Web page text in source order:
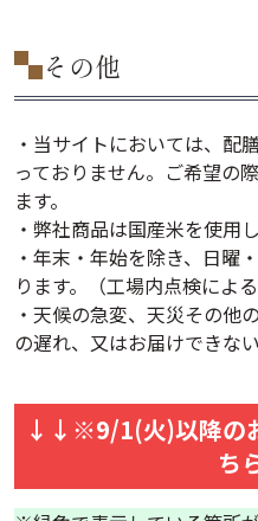
その他
・当サイトにおいては、配
っておりません。ご希望の
ます。
・弊社商品は国産米を使用
・年末・年始を除き、日曜
ります。（工場内点検によ
・天候の急変、天災その他
の遅れ、又はお届けできな
↓↓※9/1(火)以降の
ち